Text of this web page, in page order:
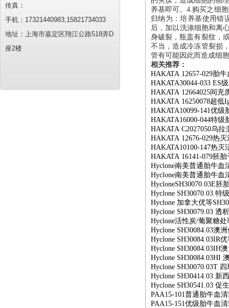
传真：
手机：17321440983,15821734033
地址：上海市嘉定区翔江公路518弄D
座2楼
养基即可。4.购买之细
归纳为：培养基使用错
后，加以洗涤细胞和离
身破裂，瓶盖有裂纹，
不当，造成冷冻管裂损
管有可能因此而造成细
相关推荐：
HAKATA 12657-029胎牛
HAKATA30044-033 ES
HAKATA 12664025间充
HAKATA 16250078超低
HAKATA10099-141优级
HAKATA16000-044特级
HAKATA C2027050乌拉
HAKATA 12676-029热灭
HAKATA10100-147热灭
HAKATA 16141-079胚胎
Hyclone南美普通胎牛血
Hyclone南美普通胎牛血
HycloneSH30070.03E胚
Hyclone SH30070.03 特
Hyclone 加拿大优等
Hyclone SH30079.03 透
Hyclone活性炭/葡聚糖处
Hyclone SH30084.03澳洲
Hyclone SH30084.03IR优
Hyclone SH30084.03IH
Hyclone SH30084.03HI
Hyclone SH30070.03T
Hyclone SH30414.03 新
Hyclone SH30541.03 促
PAA15-101普通胎牛血清
PAA15-151优级胎牛血清